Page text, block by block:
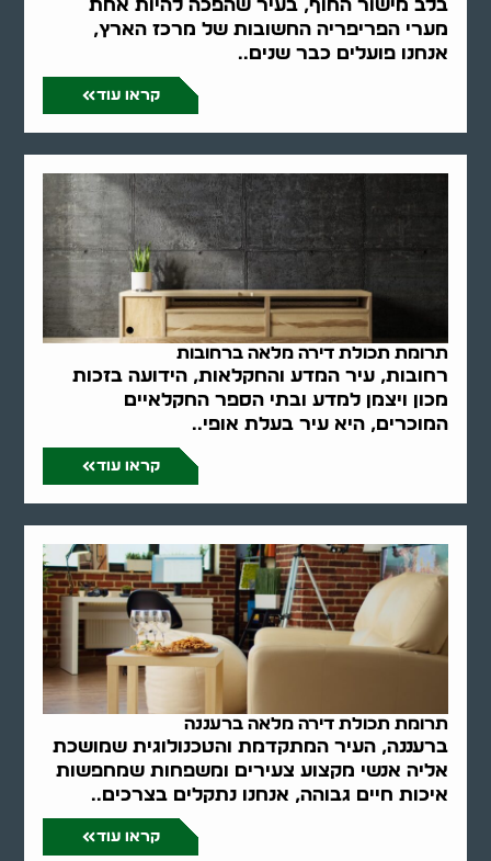
בלב מישור החוף, בעיר שהפכה להיות אחת
מערי הפריפריה החשובות של מרכז הארץ,
אנחנו פועלים כבר שנים..
קראו עוד
תרומת תכולת דירה מלאה ברחובות
רחובות, עיר המדע והחקלאות, הידועה בזכות
מכון ויצמן למדע ובתי הספר החקלאיים
המוכרים, היא עיר בעלת אופי..
קראו עוד
תרומת תכולת דירה מלאה ברעננה
ברעננה, העיר המתקדמת והטכנולוגית שמושכת
אליה אנשי מקצוע צעירים ומשפחות שמחפשות
איכות חיים גבוהה, אנחנו נתקלים בצרכים..
קראו עוד